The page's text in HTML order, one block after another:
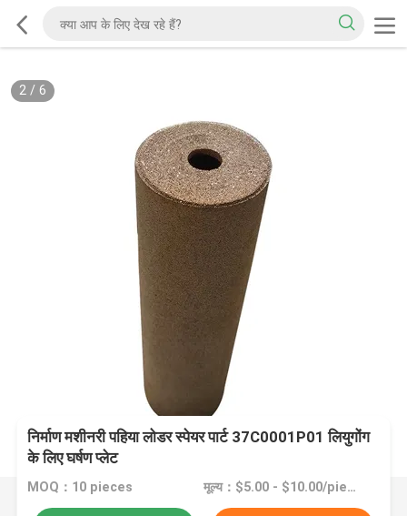
2/ 6
निर्माण मशीनरी पहिया लोडर स्पेयर पार्ट 37C0001P01 लियुगोंग
के लिए घर्षण प्लेट
MOQ：10 pieces मूल्य：$5.00 - $10.00/pieces